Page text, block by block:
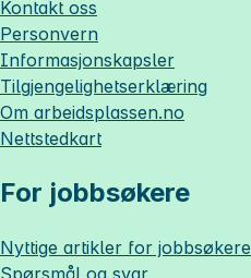
Kontakt oss
Personvern
Informasjonskapsler
Tilgjengelighetserklæring
Om arbeidsplassen.no
Nettstedkart
For jobbsøkere
Nyttige artikler for jobbsøkere
Spørsmål og svar